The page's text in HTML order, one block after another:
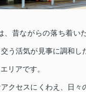
、昔ながらの落ち着い
う活気が見事に調和し
リアです。
クセスにくわえ、日々